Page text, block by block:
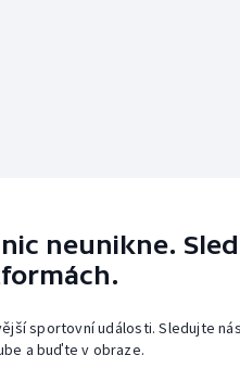
neunikne.
sportovní události. Sledujte
a buďte v obraze.